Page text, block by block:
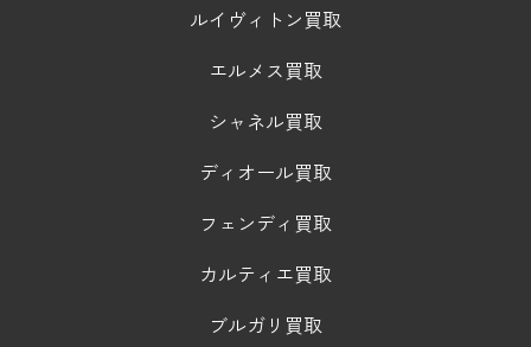
ルイヴィトン買取
エルメス買取
シャネル買取
ディオール買取
フェンディ買取
カルティエ買取
ブルガリ買取